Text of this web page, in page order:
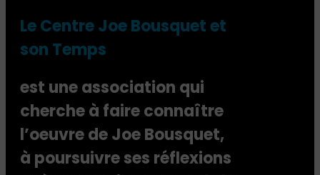
Le Centre Joe Bousquet et
son Temps
est une association qui
cherche à faire connaître
l’oeuvre de Joe Bousquet,
à poursuivre ses réflexions